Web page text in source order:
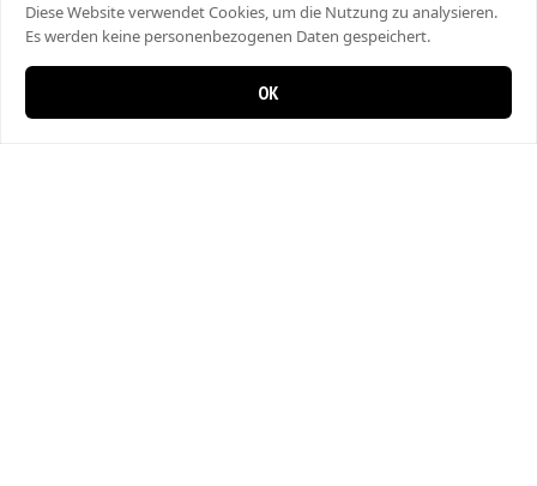
Diese Website verwendet Cookies, um die Nutzung zu analysieren.
Es werden keine personenbezogenen Daten gespeichert.
OK